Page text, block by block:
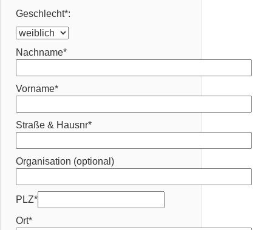
Geschlecht*:
Nachname*
Vorname*
Straße & Hausnr*
Organisation (optional)
PLZ*
Ort*